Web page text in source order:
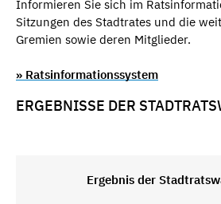
Informieren Sie sich im
Sitzungen des Stadtrates und die
Gremien sowie deren Mitglieder.
» Ratsinformationssystem
ERGEBNISSE DER
Ergebnis der